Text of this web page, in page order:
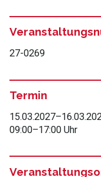
27-0269
Termin
15.03.2027–
09:00–17:00 Uhr